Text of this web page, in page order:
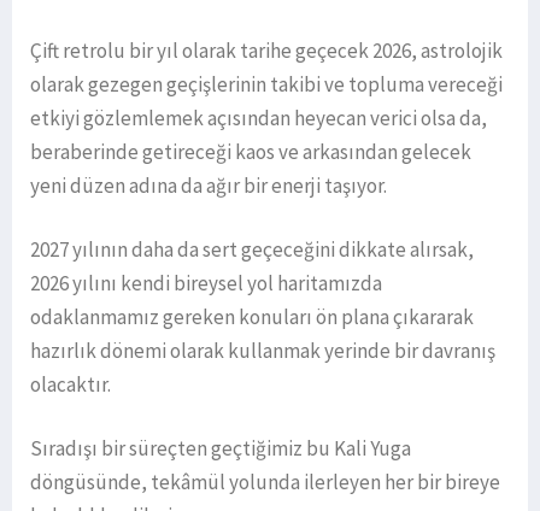
Çift retrolu bir yıl olarak tarihe geçecek 2026, astrolojik
olarak gezegen geçişlerinin takibi ve topluma vereceği
etkiyi gözlemlemek açısından heyecan verici olsa da,
beraberinde getireceği kaos ve arkasından gelecek
yeni düzen adına da ağır bir enerji taşıyor.
2027 yılının daha da sert geçeceğini dikkate alırsak,
2026 yılını kendi bireysel yol haritamızda
odaklanmamız gereken konuları ön plana çıkararak
hazırlık dönemi olarak kullanmak yerinde bir davranış
olacaktır.
Sıradışı bir süreçten geçtiğimiz bu Kali Yuga
döngüsünde, tekâmül yolunda ilerleyen her bir bireye